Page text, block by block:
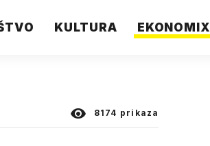
KULTURA EKONOMIX
8174 prikaza